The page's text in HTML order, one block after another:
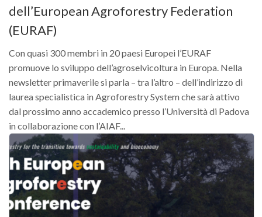
dell’European Agroforestry Federation
(EURAF)
Con quasi 300 membri in 20 paesi Europei l’EURAF
promuove lo sviluppo dell’agroselvicoltura in Europa. Nella
newsletter primaverile si parla – tra l’altro – dell’indirizzo di
laurea specialistica in Agroforestry System che sarà attivo
dal prossimo anno accademico presso l’Università di Padova
in collaborazione con l’AIAF...